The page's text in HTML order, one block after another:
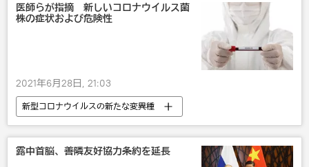
医師らが指摘 新しいコロナウイルス菌
株の症状および危険性
2021年6月28日, 21:03
新型コロナウイルスの新たな変異種
新型コロナウイルス
露中首脳、善隣友好協力条約を延長